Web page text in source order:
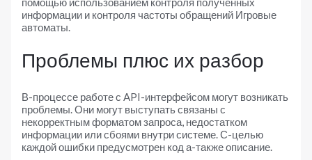
информации и контроля частоты обращений Игровые
автоматы.
Проблемы плюс их разбор
В-процессе работе с API-интерфейсом могут возникать
проблемы. Они могут выступать связаны с
некорректным форматом запроса, недостатком
информации или сбоями внутри системе. С-целью
каждой ошибки предусмотрен код а-также описание.